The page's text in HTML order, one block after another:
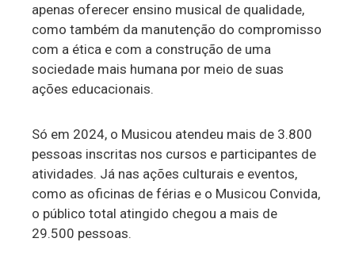
apenas oferecer ensino musical de qualidade,
como também da manutenção do compromisso
com a ética e com a construção de uma
sociedade mais humana por meio de suas
ações educacionais.
Só em 2024, o Musicou atendeu mais de 3.800
pessoas inscritas nos cursos e participantes de
atividades. Já nas ações culturais e eventos,
como as oficinas de férias e o Musicou Convida,
o público total atingido chegou a mais de
29.500 pessoas.